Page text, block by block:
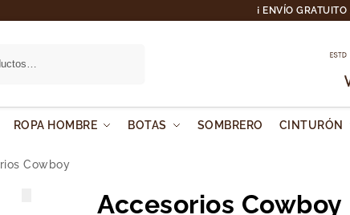
¡ ENVÍO
ROPA HOMBRE BOTAS SOMBRERO CINTURÓN
Cowboy
Accesorios Cowboy